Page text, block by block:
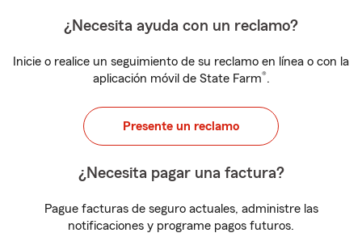
¿Necesita ayuda con un reclamo?
Inicie o realice un seguimiento de su reclamo en línea o con la
aplicación móvil de State Farm®.
Presente un reclamo
¿Necesita pagar una factura?
Pague facturas de seguro actuales, administre las
notificaciones y programe pagos futuros.